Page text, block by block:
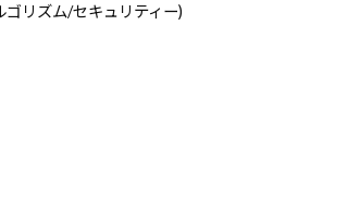
リズム/セキュリティー)